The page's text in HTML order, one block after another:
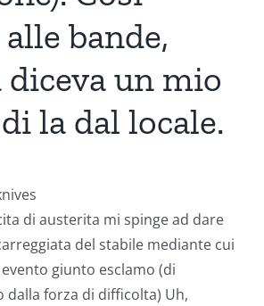
bande,
diceva un mio
la dal locale.
di austerita mi spinge ad dare
del stabile mediante cui
giunto esclamo (di
dalla forza di difficolta) Uh,